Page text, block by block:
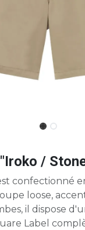
/
confectionné
loose,
il dispose
Label